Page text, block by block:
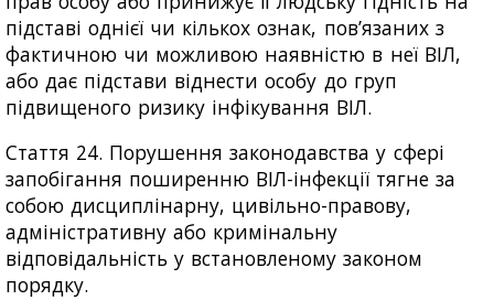
підставі однієї чи кількох ознак, пов’язаних з
фактичною чи можливою наявністю в неї ВІЛ,
або дає підстави віднести особу до груп
підвищеного ризику інфікування ВІЛ.
Стаття 24. Порушення законодавства у сфері
запобігання поширенню ВІЛ-інфекції тягне за
собою дисциплінарну, цивільно-правову,
адміністративну або кримінальну
відповідальність у встановленому законом
порядку.